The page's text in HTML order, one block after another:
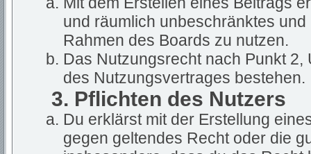
und räumlich unbeschränktes
Rahmen des Boards zu nutzen.
Das Nutzungsrecht nach Punkt
des Nutzungsvertrages bestehen.
3. Pflichten des Nutzers
Du erklärst mit der Erstellung
gegen geltendes Recht oder die